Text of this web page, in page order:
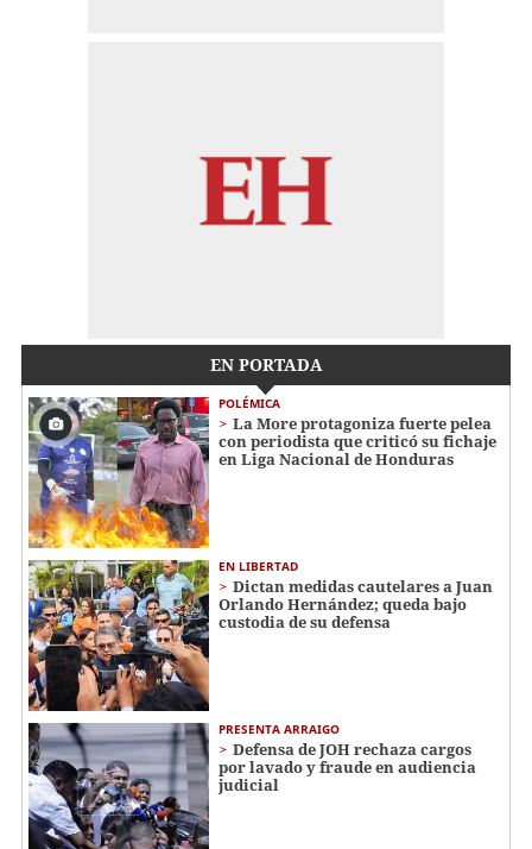
EN PORTADA
POLÉMICA
La More protagoniza fuerte pelea
con periodista que criticó su fichaje
en Liga Nacional de Honduras
EN LIBERTAD
Dictan medidas cautelares a Juan
Orlando Hernández; queda bajo
custodia de su defensa
PRESENTA ARRAIGO
Defensa de JOH rechaza cargos
por lavado y fraude en audiencia
judicial